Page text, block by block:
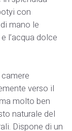
con
mano le
l’acqua dolce
verso il
molto ben
naturale del
Dispone di un